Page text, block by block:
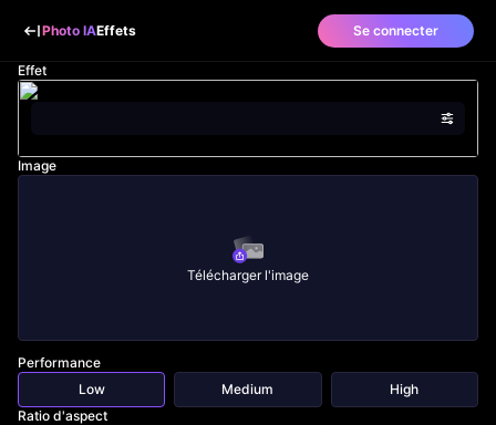
Photo IAEffets Se connecter
Effet
Image
Télécharger l'image
Performance
Low
Medium
High
Ratio d'aspect